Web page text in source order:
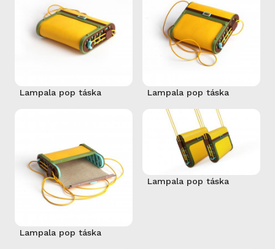
Lampala pop táska Lampala pop táska
Lampala pop táska
Lampala pop táska